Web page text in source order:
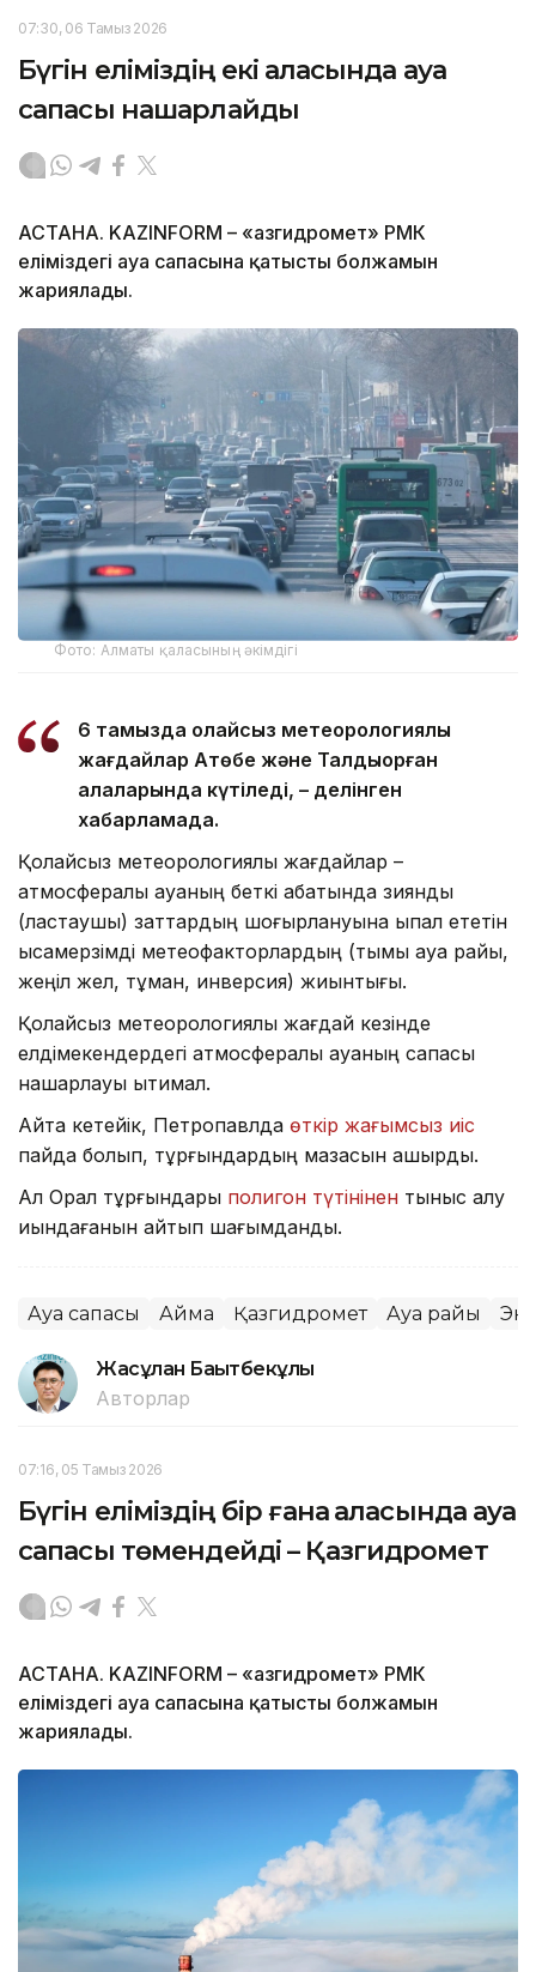
07:30, 06 Тамыз 2026
Бүгін еліміздің екі қаласында ауа
сапасы нашарлайды
АСТАНА. KAZINFORM – «Қазгидромет» РМК
еліміздегі ауа сапасына қатысты болжамын
жариялады.
Фото: Алматы қаласының әкімдігі
6 тамызда қолайсыз метеорологиялық
жағдайлар Ақтөбе және Талдықорған
қалаларында күтіледі, – делінген
хабарламада.
Қолайсыз метеорологиялық жағдайлар –
атмосфералық ауаның беткі қабатында зиянды
(ластаушы) заттардың шоғырлануына ықпал ететін
қысқамерзімді метеофакторлардың (тымық ауа райы,
жеңіл жел, тұман, инверсия) жиынтығы.
Қолайсыз метеорологиялық жағдай кезінде
елдімекендердегі атмосфералық ауаның сапасы
нашарлауы ықтимал.
Айта кетейік, Петропавлда өткір жағымсыз иіс
пайда болып, тұрғындардың мазасын қашырды.
Ал Орал тұрғындары полигон түтінінен тыныс алу
қиындағанын айтып шағымданды.
Ауа сапасы Аймақ Қазгидромет Ауа райы
Жасұлан Бақытбекұлы
Авторлар
07:16, 05 Тамыз 2026
Бүгін еліміздің бір ғана қаласында ауа
сапасы төмендейді – Қазгидромет
АСТАНА. KAZINFORM – «Қазгидромет» РМК
еліміздегі ауа сапасына қатысты болжамын
жариялады.